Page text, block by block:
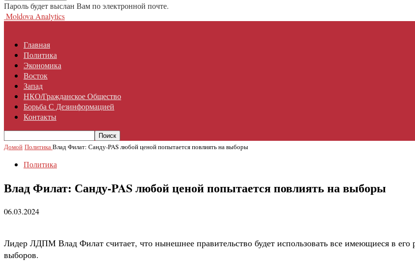
Пароль будет выслан Вам по электронной почте.
Moldova Analytics
Главная
Политика
Экономика
Восток
Запад
НКО/гражданское Общество
Борьба С Дезинформацией
Контакты
Домой ПолитикаВлад Филат: Санду-PAS любой ценой попытается повлиять на выборы
Политика
Влад Филат: Санду-PAS любой ценой попытается повлиять на выборы
06.03.2024
Лидер ЛДПМ Влад Филат считает, что нынешнее правительство будет использовать все имеющиеся в его
выборов.